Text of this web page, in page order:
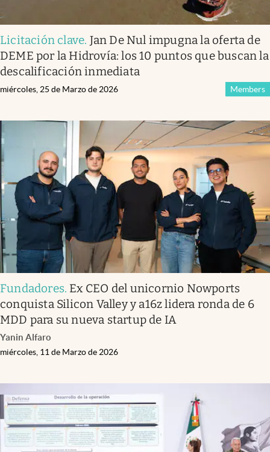
Licitación clave. Jan De Nul impugna la oferta de
DEME por la Hidrovía: los 10 puntos que buscan la
descalificación inmediata
Members
miércoles, 25 de Marzo de 2026
Fundadores. Ex CEO del unicornio Nowports
conquista Silicon Valley y a16z lidera ronda de 6
MDD para su nueva startup de IA
Yanin Alfaro
miércoles, 11 de Marzo de 2026